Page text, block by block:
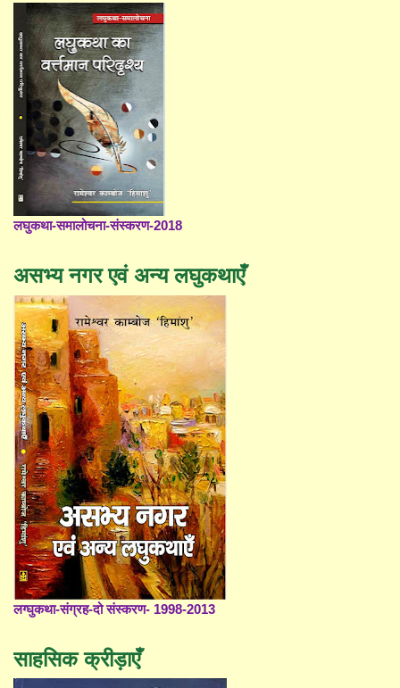
लघुकथा-समालोचना-संस्करण-2018
असभ्य नगर एवं अन्य लघुकथाएँ
लग्घुकथा-संग्रह-दो संस्करण- 1998-2013
साहसिक क्रीड़ाएँ